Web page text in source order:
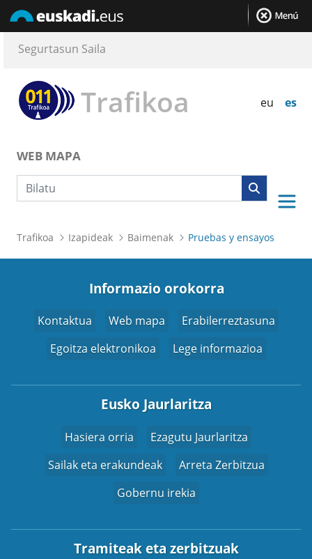
Trafikoa eu es
Segurtasun Saila
WEB MAPA
Bilaketa
Trafikoa Izapideak Baimenak Pruebas y ensayos
Informazio orokorra
Kontaktua Web mapa
Erabilerreztasuna
Egoitza elektronikoa
Lege informazioa
Eusko Jaurlaritza
Hasiera orria
Ezagutu Jaurlaritza
Sailak eta erakundeak
Arreta Zerbitzua
Gobernu irekia
Tramiteak eta zerbitzuak